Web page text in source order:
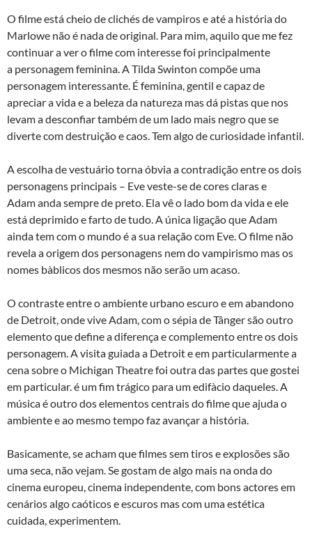
O filme está cheio de clichés de vampiros e até a história do
Marlowe não é nada de original. Para mim, aquilo que me fez
continuar a ver o filme com interesse foi principalmente
a personagem feminina. A Tilda Swinton compõe uma
personagem interessante. É feminina, gentil e capaz de
apreciar a vida e a beleza da natureza mas dá pistas que nos
levam a desconfiar também de um lado mais negro que se
diverte com destruição e caos. Tem algo de curiosidade infantil.
A escolha de vestuário torna óbvia a contradição entre os dois
personagens principais – Eve veste-se de cores claras e
Adam anda sempre de preto. Ela vê o lado bom da vida e ele
está deprimido e farto de tudo. A única ligação que Adam
ainda tem com o mundo é a sua relação com Eve. O filme não
revela a origem dos personagens nem do vampirismo mas os
nomes bà­blicos dos mesmos não serão um acaso.
O contraste entre o ambiente urbano escuro e em abandono
de Detroit, onde vive Adam, com o sépia de Tânger são outro
elemento que define a diferença e complemento entre os dois
personagem. A visita guiada a Detroit e em particularmente a
cena sobre o Michigan Theatre foi outra das partes que gostei
em particular. é um fim trágico para um edifà­cio daqueles. A
música é outro dos elementos centrais do filme que ajuda o
ambiente e ao mesmo tempo faz avançar a história.
Basicamente, se acham que filmes sem tiros e explosões são
uma seca, não vejam. Se gostam de algo mais na onda do
cinema europeu, cinema independente, com bons actores em
cenários algo caóticos e escuros mas com uma estética
cuidada, experimentem.